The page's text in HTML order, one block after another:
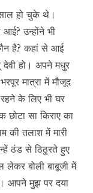
हो चुके थे।
उन्होंने भी
है? कहां से आई
देवी हो। अपने मधुर
मात्रा में मौजूद
के लिए भी घर
सा किराए का
की तलाश में मारी
ठंड से ठिठुरते हुए
बोली बाबूजी में
आपने मुझ पर दया